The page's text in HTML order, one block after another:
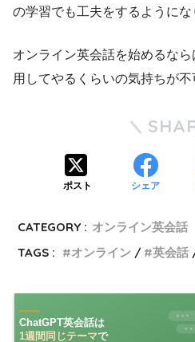
の学習でも工夫をするようにな
オンライン英会話を始めるな
用してやるくらいの気持ちが不
ポスト シェア
CATEGORY : オンライン英会話
TAGS :
オンライン 英会話